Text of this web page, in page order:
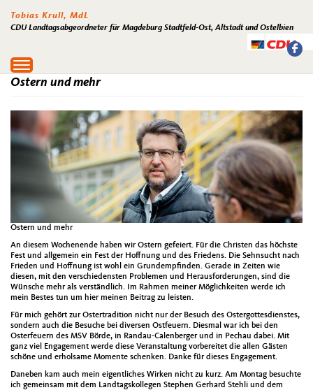
Tobias Krull, MdL
CDU Landtagsabgeordneter für Magdeburg Stadtfeld-Ost, Altstadt und Ostelbien
Toggle
navigation
Ostern und mehr
Ostern und mehr
An diesem Wochenende haben wir Ostern gefeiert. Für die Christen das höchste
Fest und allgemein ein Fest der Hoffnung und des Friedens. Die Sehnsucht nach
Frieden und Hoffnung ist wohl ein Grundempfinden. Gerade in Zeiten wie
diesen, mit den verschiedensten Problemen und Herausforderungen, sind die
Wünsche mehr als verständlich. Im Rahmen meiner Möglichkeiten werde ich
mein Bestes tun um hier meinen Beitrag zu leisten.
Für mich gehört zur Ostertradition nicht nur der Besuch des Ostergottesdienstes,
sondern auch die Besuche bei diversen Ostfeuern. Diesmal war ich bei den
Osterfeuern des MSV Börde, in Randau-Calenberger und in Pechau dabei. Mit
ganz viel Engagement werde diese Veranstaltung vorbereitet die allen Gästen
schöne und erholsame Momente schenken. Danke für dieses Engagement.
Daneben kam auch mein eigentliches Wirken nicht zu kurz. Am Montag besuchte
ich gemeinsam mit dem Landtagskollegen Stephen Gerhard Stehli und dem